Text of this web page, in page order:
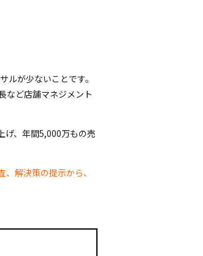
が少ないことです。
など店舗マネジメント
げ、年間5,000万もの売
解決策の提示から、